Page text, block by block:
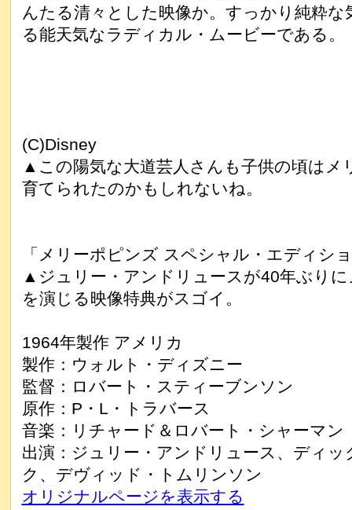
んたる清々とした映像か。すっかり純粋な
る能天気なラディカル・ムービーである。
(C)Disney
▲この陽気な大道芸人さんも子供の頃はメ
育てられたのかもしれないね。
「メリーポピンズ スペシャル・エディシ
▲ジュリー・アンドリュースが40年ぶり
を演じる映像特典がスゴイ。
1964年製作 アメリカ
製作：ウォルト・ディズニー
監督：ロバート・スティーブンソン
原作：P・L・トラバース
音楽：リチャード＆ロバート・シャーマン
出演：ジュリー・アンドリュース、ディッ
ク、デヴィッド・トムリンソン
オリジナルページを表示する